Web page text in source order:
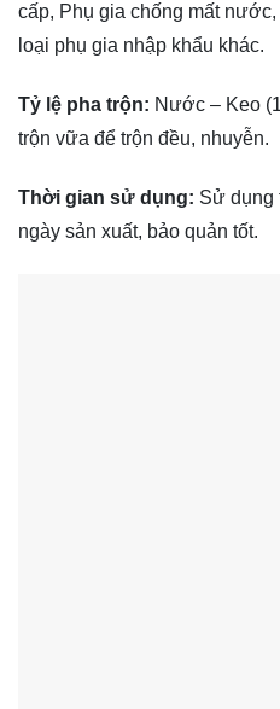
cấp, Phụ gia chống mất
loại phụ gia nhập khẩu khác.
Tỷ lệ pha trộn: Nước – Keo
trộn vữa để trộn đều, nhuyễn.
Thời gian sử dụng: Sử dụng
ngày sản xuất, bảo quản tốt.